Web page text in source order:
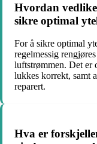
Hvordan
sikre optimal
For å sikre optimal
regelmessig
luftstrømmen. Det er
lukkes korrekt, samt
reparert.
Hva er